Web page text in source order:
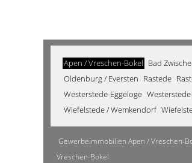
Apen / Vreschen-Bokel Bad
Oldenburg / Eversten Rastede
Westerstede-Eggeloge
Wiefelstede / Wemkendorf
Gewerbeimmobilien Apen / Vreschen-
Vreschen-Bokel